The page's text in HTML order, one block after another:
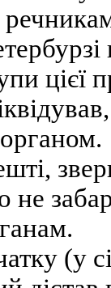
цієї
не
(у